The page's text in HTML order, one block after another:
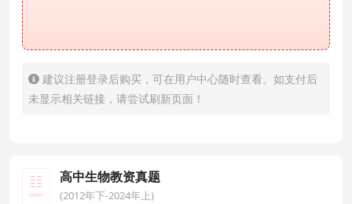
建议注册登录后购买，可在用户中心随时查看。如支付后
未显示相关链接，请尝试刷新页面！
高中生物教资真题
(2012年下-2024年上)